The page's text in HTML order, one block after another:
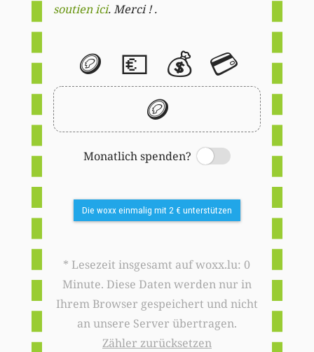
soutien ici. Merci ! .
🪙 💶 💰 💳
🪙
Monatlich spenden?
Switch
Die woxx einmalig mit 2 € unterstützen
* Lesezeit insgesamt auf woxx.lu: 0
Minute. Diese Daten werden nur in
Ihrem Browser gespeichert und nicht
an unsere Server übertragen.
Zähler zurücksetzen